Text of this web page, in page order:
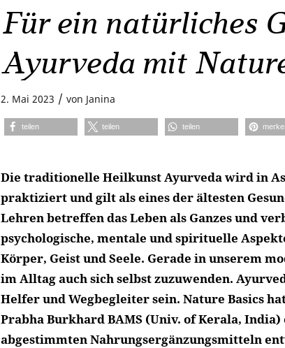
Für ein natürliches
Ayurveda mit
2. Mai 2023 / von Janina
teilen teilen teilen
Die traditionelle Heilkunst Ayurveda wird in
praktiziert und gilt als eines der ältesten
Lehren betreffen das Leben als Ganzes und
psychologische, mentale und spirituelle
Körper, Geist und Seele. Gerade in unserem
im Alltag auch sich selbst zuzuwenden.
Helfer und Wegbegleiter sein. Nature Basics
Prabha Burkhard BAMS (Univ. of Kerala,
abgestimmten Nahrungsergänzungsmitteln